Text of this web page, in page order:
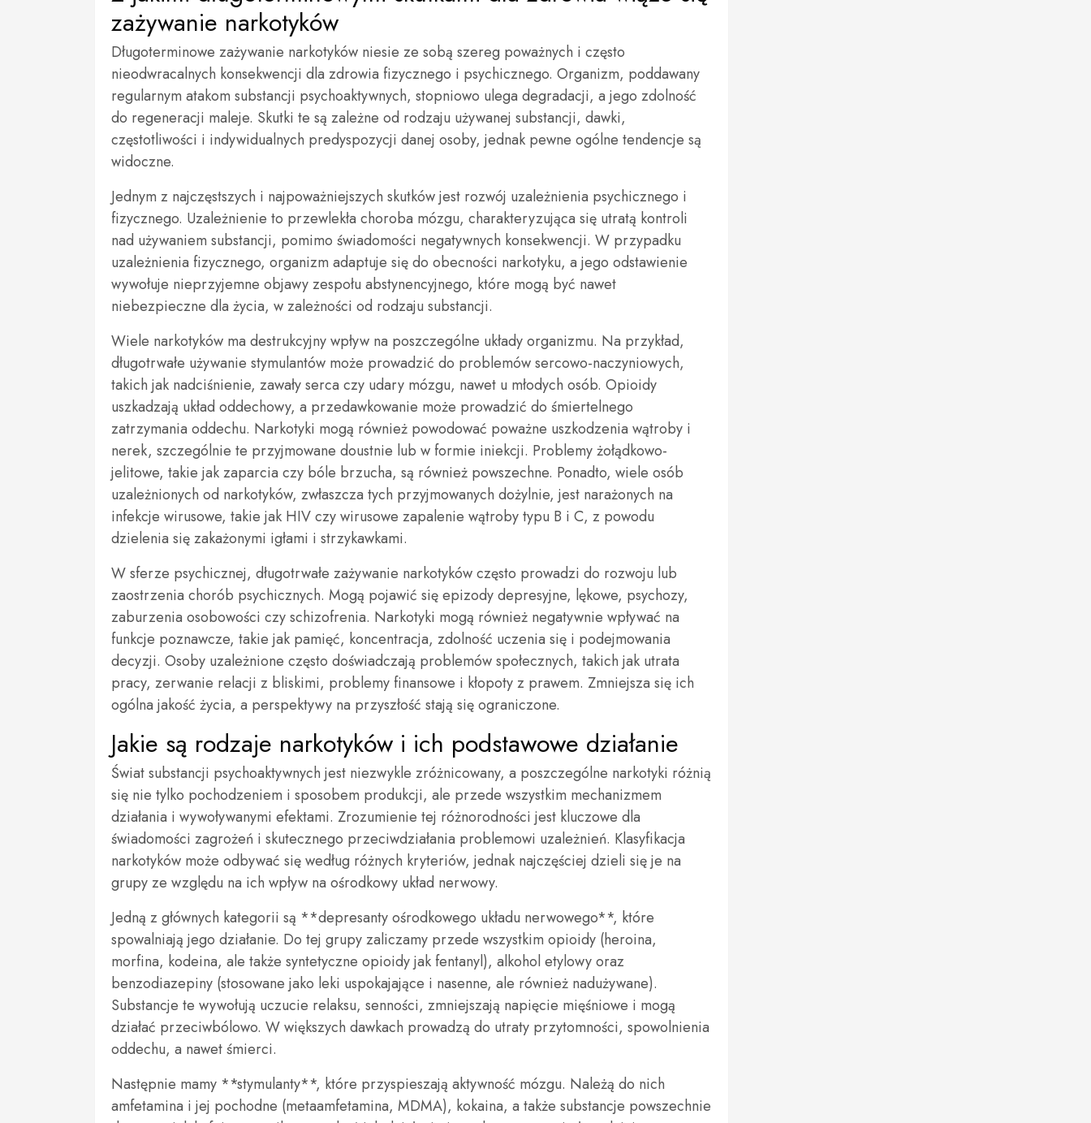
zażywanie narkotyków
Długoterminowe zażywanie narkotyków niesie ze sobą szereg poważnych i często
nieodwracalnych konsekwencji dla zdrowia fizycznego i psychicznego. Organizm, poddawany
regularnym atakom substancji psychoaktywnych, stopniowo ulega degradacji, a jego zdolność
do regeneracji maleje. Skutki te są zależne od rodzaju używanej substancji, dawki,
częstotliwości i indywidualnych predyspozycji danej osoby, jednak pewne ogólne tendencje są
widoczne.
Jednym z najczęstszych i najpoważniejszych skutków jest rozwój uzależnienia psychicznego i
fizycznego. Uzależnienie to przewlekła choroba mózgu, charakteryzująca się utratą kontroli
nad używaniem substancji, pomimo świadomości negatywnych konsekwencji. W przypadku
uzależnienia fizycznego, organizm adaptuje się do obecności narkotyku, a jego odstawienie
wywołuje nieprzyjemne objawy zespołu abstynencyjnego, które mogą być nawet
niebezpieczne dla życia, w zależności od rodzaju substancji.
Wiele narkotyków ma destrukcyjny wpływ na poszczególne układy organizmu. Na przykład,
długotrwałe używanie stymulantów może prowadzić do problemów sercowo-naczyniowych,
takich jak nadciśnienie, zawały serca czy udary mózgu, nawet u młodych osób. Opioidy
uszkadzają układ oddechowy, a przedawkowanie może prowadzić do śmiertelnego
zatrzymania oddechu. Narkotyki mogą również powodować poważne uszkodzenia wątroby i
nerek, szczególnie te przyjmowane doustnie lub w formie iniekcji. Problemy żołądkowo-
jelitowe, takie jak zaparcia czy bóle brzucha, są również powszechne. Ponadto, wiele osób
uzależnionych od narkotyków, zwłaszcza tych przyjmowanych dożylnie, jest narażonych na
infekcje wirusowe, takie jak HIV czy wirusowe zapalenie wątroby typu B i C, z powodu
dzielenia się zakażonymi igłami i strzykawkami.
W sferze psychicznej, długotrwałe zażywanie narkotyków często prowadzi do rozwoju lub
zaostrzenia chorób psychicznych. Mogą pojawić się epizody depresyjne, lękowe, psychozy,
zaburzenia osobowości czy schizofrenia. Narkotyki mogą również negatywnie wpływać na
funkcje poznawcze, takie jak pamięć, koncentracja, zdolność uczenia się i podejmowania
decyzji. Osoby uzależnione często doświadczają problemów społecznych, takich jak utrata
pracy, zerwanie relacji z bliskimi, problemy finansowe i kłopoty z prawem. Zmniejsza się ich
ogólna jakość życia, a perspektywy na przyszłość stają się ograniczone.
Jakie są rodzaje narkotyków i ich podstawowe działanie
Świat substancji psychoaktywnych jest niezwykle zróżnicowany, a poszczególne narkotyki różnią
się nie tylko pochodzeniem i sposobem produkcji, ale przede wszystkim mechanizmem
działania i wywoływanymi efektami. Zrozumienie tej różnorodności jest kluczowe dla
świadomości zagrożeń i skutecznego przeciwdziałania problemowi uzależnień. Klasyfikacja
narkotyków może odbywać się według różnych kryteriów, jednak najczęściej dzieli się je na
grupy ze względu na ich wpływ na ośrodkowy układ nerwowy.
Jedną z głównych kategorii są **depresanty ośrodkowego układu nerwowego**, które
spowalniają jego działanie. Do tej grupy zaliczamy przede wszystkim opioidy (heroina,
morfina, kodeina, ale także syntetyczne opioidy jak fentanyl), alkohol etylowy oraz
benzodiazepiny (stosowane jako leki uspokajające i nasenne, ale również nadużywane).
Substancje te wywołują uczucie relaksu, senności, zmniejszają napięcie mięśniowe i mogą
działać przeciwbólowo. W większych dawkach prowadzą do utraty przytomności, spowolnienia
oddechu, a nawet śmierci.
Następnie mamy **stymulanty**, które przyspieszają aktywność mózgu. Należą do nich
amfetamina i jej pochodne (metaamfetamina, MDMA), kokaina, a także substancje powszechnie